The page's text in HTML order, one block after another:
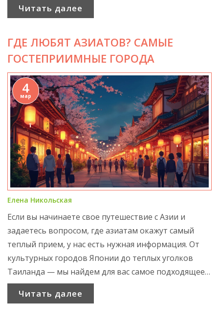
Читать далее
ГДЕ ЛЮБЯТ АЗИАТОВ? САМЫЕ
ГОСТЕПРИИМНЫЕ ГОРОДА
4
мар
Елена Никольская
Если вы начинаете свое путешествие с Азии и
задаетесь вопросом, где азиатам окажут самый
теплый прием, у нас есть нужная информация. От
культурных городов Японии до теплых уголков
Таиланда — мы найдем для вас самое подходящее
место. В статье излагаются места, где азиатские
путешественники почувствуют себя как дома
Читать далее